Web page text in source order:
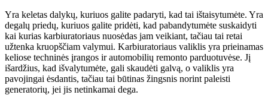
Yra keletas dalykų, kuriuos galite padaryti, kad tai ištaisytumėte. Yra
degalų priedų, kuriuos galite pridėti, kad pabandytumėte suskaidyti
kai kurias karbiuratoriaus nuosėdas jam veikiant, tačiau tai retai
užtenka kruopščiam valymui. Karbiuratoriaus valiklis yra prieinamas
keliose techninės įrangos ir automobilių remonto parduotuvėse. Jį
išardžius, kad išvalytumėte, gali skaudėti galvą, o valiklis yra
pavojingai ėsdantis, tačiau tai būtinas žingsnis norint paleisti
generatorių, jei jis netinkamai dega.